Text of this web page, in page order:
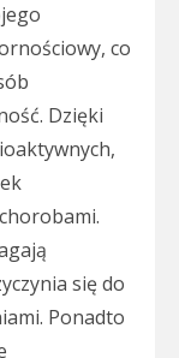
co
Dzięki
się do
Ponadto